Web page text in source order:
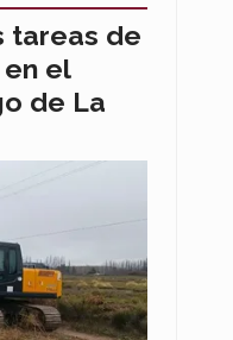
tareas de
el
de La